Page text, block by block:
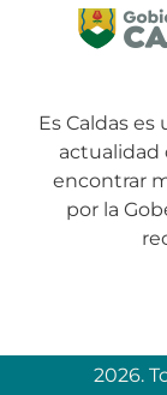
Es Caldas
actualidad
encontrar
por la
2026.